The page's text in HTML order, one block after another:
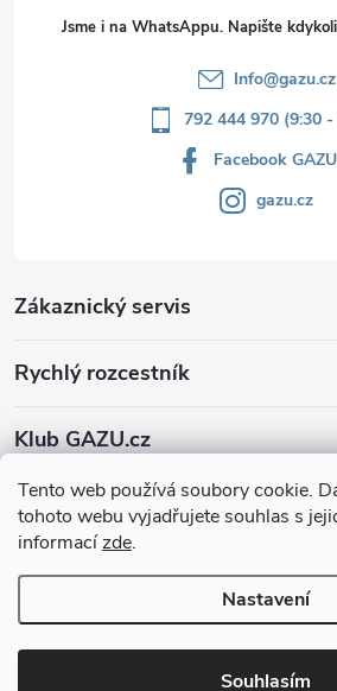
Tento web používá soubory cookie.
tohoto webu vyjadřujete souhlas s
informacízde.
Nastavení
Souhlasím
Jsme i na WhatsAppu. Napište
Info@gazu.cz
792 444 970 (9:30 -
Facebook
gazu.cz
Zákaznický servis
Rychlý rozcestník
Klub GAZU.cz
Copyright 2026GAZU.cz | moderní koberce.